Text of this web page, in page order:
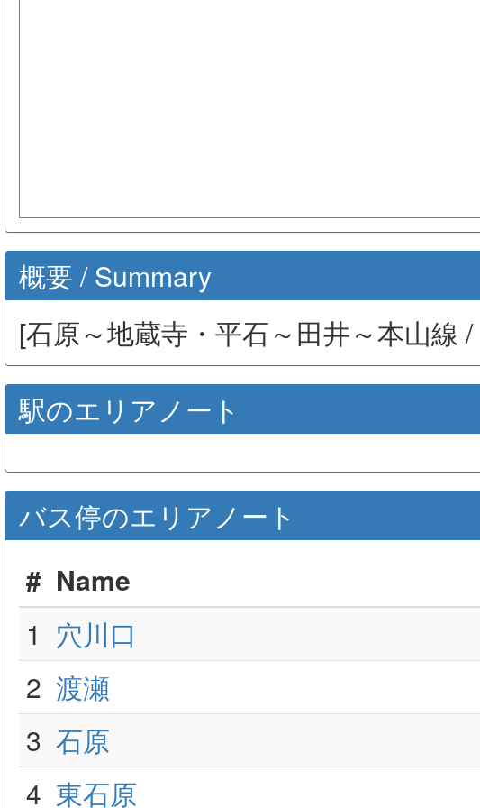
概要 / Summary
[石原～地蔵寺・平石～田井～本山線
駅のエリアノート
バス停のエリアノート
# Name
1 穴川口
2 渡瀬
3 石原
4 東石原